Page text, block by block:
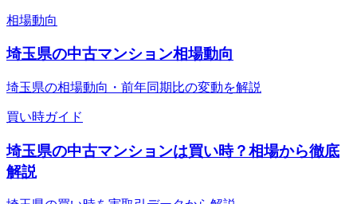
相場動向
埼玉県の中古マンション相場動向
埼玉県の相場動向・前年同期比の変動を解説
買い時ガイド
埼玉県の中古マンションは買い時？相場から徹底
解説